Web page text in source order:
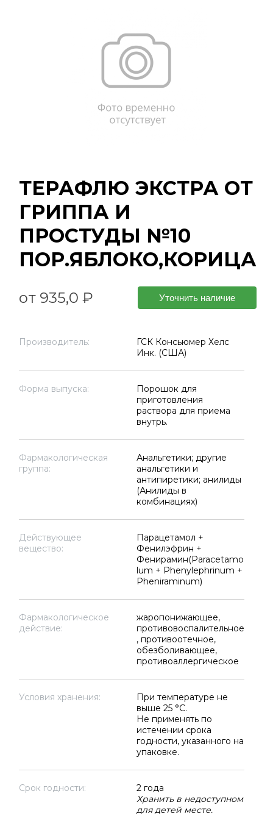
ТЕРАФЛЮ ЭКСТРА ОТ
ГРИППА И
ПРОСТУДЫ №10
ПОР.ЯБЛОКО,КОРИЦА
от 935,0 ₽ Уточнить наличие
Производитель:
ГСК Консьюмер Хелс
Инк. (США)
Форма выпуска:
Порошок для
приготовления
раствора для приема
внутрь.
Фармакологическая
группа:
Анальгетики; другие
анальгетики и
антипиретики; анилиды
(Анилиды в
комбинациях)
Действующее
вещество:
Парацетамол +
Фенилэфрин +
Фенирамин(Paracetamo
lum + Phenylephrinum +
Pheniraminum)
Фармакологическое
действие:
жаропонижающее,
противовоспалительное
, противоотечное,
обезболивающее,
противоаллергическое
Условия хранения:
При температуре не
выше 25 °C.
Не применять по
истечении срока
годности, указанного на
упаковке.
Срок годности:
2 года
Хранить в недоступном
для детей месте.